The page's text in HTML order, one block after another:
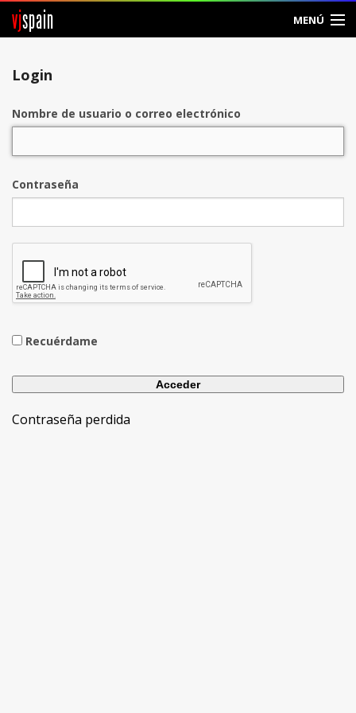
vjspain MENÚ
Login
Nombre de usuario o correo electrónico
Contraseña
Recuérdame
Contraseña perdida